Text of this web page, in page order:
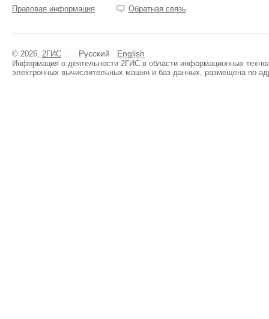
Правовая информация Обратная связь
© 2026, 2ГИС Русский English
Информация о деятельности 2ГИС в области информационных
электронных вычислительных машин и баз данных, размещена по